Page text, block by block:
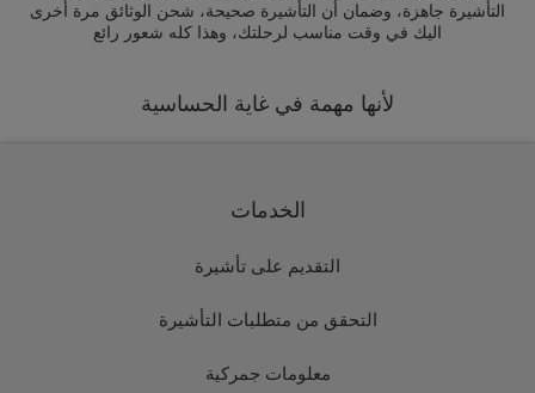
التأشيرة جاهزة، وضمان أن التأشيرة صحيحة، شحن الوثائق مرة أخرى
اليك في وقت مناسب لرحلتك، وهذا كله شعور رائع
لأنها مهمة في غاية الحساسية
الخدمات
التقديم على تأشيرة
التحقق من متطلبات التأشيرة
معلومات جمركية